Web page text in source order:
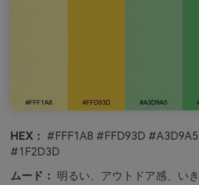
HEX： #FFF1A8 #FFD93D
#1F2D3D
ムード： 明るい、アウトドア感、い